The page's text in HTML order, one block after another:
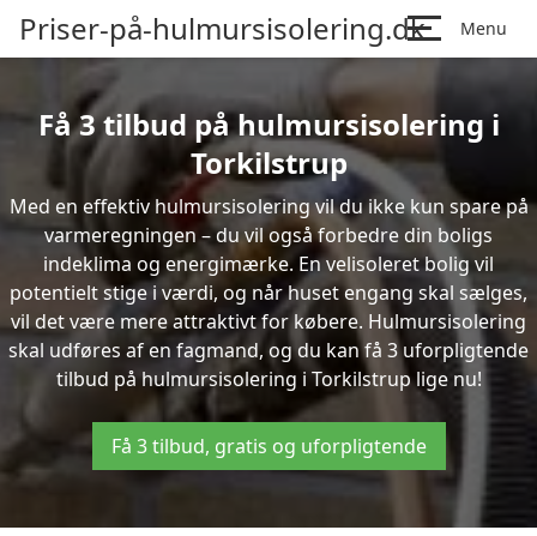
Priser-på-hulmursisolering.dk Menu
Få 3 tilbud på hulmursisolering i
Torkilstrup
Med en effektiv hulmursisolering vil du ikke kun spare på
varmeregningen – du vil også forbedre din boligs
indeklima og energimærke. En velisoleret bolig vil
potentielt stige i værdi, og når huset engang skal sælges,
vil det være mere attraktivt for købere. Hulmursisolering
skal udføres af en fagmand, og du kan få 3 uforpligtende
tilbud på hulmursisolering i Torkilstrup lige nu!
Få 3 tilbud, gratis og uforpligtende